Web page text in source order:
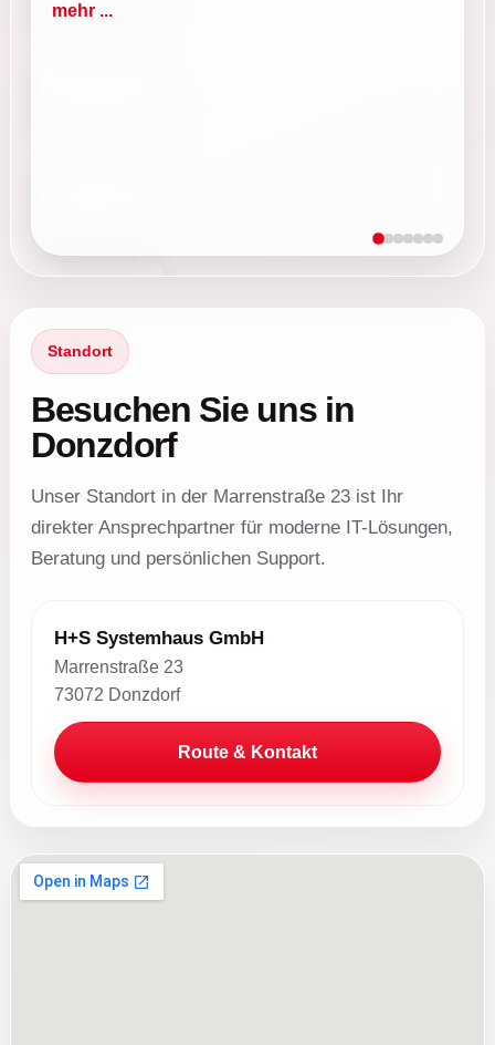
LANCOM
Avast
eEvolution
mehr ...
Standort
Besuchen Sie uns in
Donzdorf
Unser Standort in der Marrenstraße 23 ist Ihr
direkter Ansprechpartner für moderne IT-Lösungen,
Beratung und persönlichen Support.
H+S Systemhaus GmbH
Marrenstraße 23
73072 Donzdorf
Route & Kontakt